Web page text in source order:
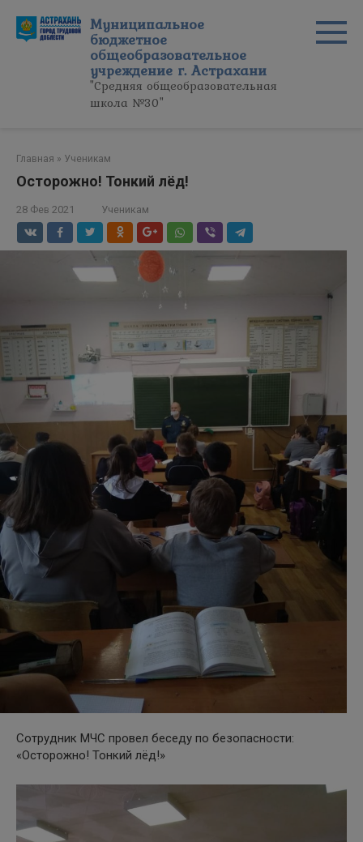
контенту
Муниципальное
бюджетное
общеобразовательное
учреждение г. Астрахани
"Средняя общеобразовательная
школа №30"
Главная » Ученикам
Осторожно! Тонкий лёд!
28 Фев 2021 Ученикам
Сотрудник МЧС провел беседу по безопасности:
«Осторожно! Тонкий лёд!»